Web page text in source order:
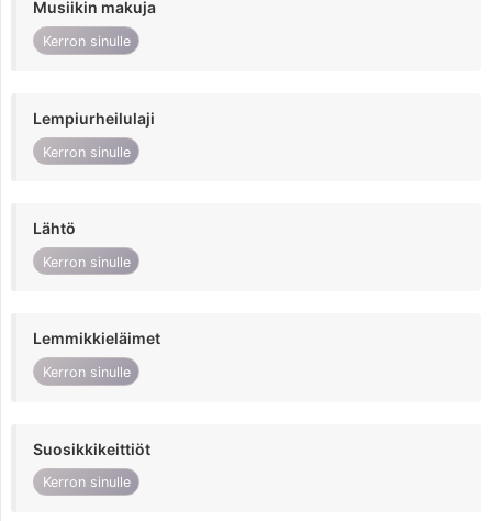
Musiikin makuja
Kerron sinulle
Lempiurheilulaji
Kerron sinulle
Lähtö
Kerron sinulle
Lemmikkieläimet
Kerron sinulle
Suosikkikeittiöt
Kerron sinulle